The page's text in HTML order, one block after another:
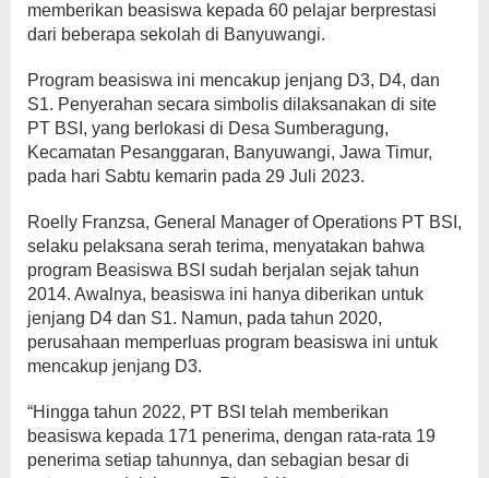
memberikan beasiswa kepada 60 pelajar berprestasi
dari beberapa sekolah di Banyuwangi.
Program beasiswa ini mencakup jenjang D3, D4, dan
S1. Penyerahan secara simbolis dilaksanakan di site
PT BSI, yang berlokasi di Desa Sumberagung,
Kecamatan Pesanggaran, Banyuwangi, Jawa Timur,
pada hari Sabtu kemarin pada 29 Juli 2023.
Roelly Franzsa, General Manager of Operations PT BSI,
selaku pelaksana serah terima, menyatakan bahwa
program Beasiswa BSI sudah berjalan sejak tahun
2014. Awalnya, beasiswa ini hanya diberikan untuk
jenjang D4 dan S1. Namun, pada tahun 2020,
perusahaan memperluas program beasiswa ini untuk
mencakup jenjang D3.
“Hingga tahun 2022, PT BSI telah memberikan
beasiswa kepada 171 penerima, dengan rata-rata 19
penerima setiap tahunnya, dan sebagian besar di